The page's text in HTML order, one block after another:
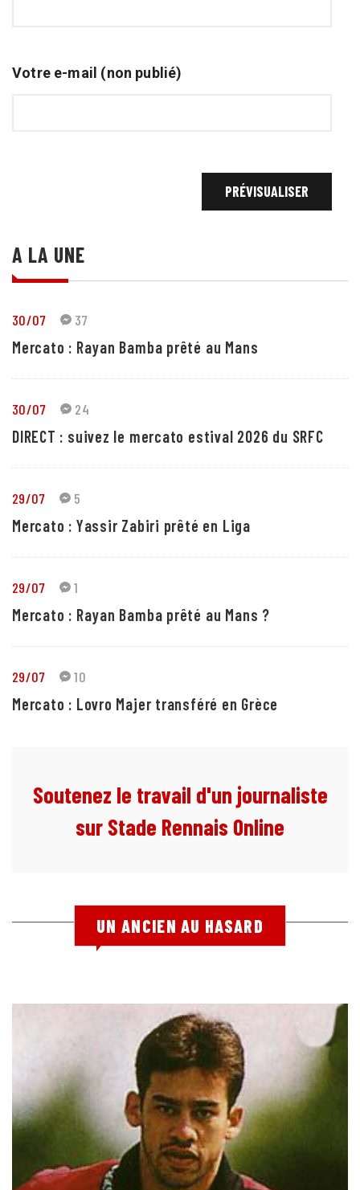
Votre e-mail (non publié)
A LA UNE
30/07 37
Mercato : Rayan Bamba prêté au Mans
30/07 24
DIRECT : suivez le mercato estival 2026 du SRFC
29/07 5
Mercato : Yassir Zabiri prêté en Liga
29/07 1
Mercato : Rayan Bamba prêté au Mans ?
29/07 10
Mercato : Lovro Majer transféré en Grèce
Soutenez le travail d'un journaliste
sur Stade Rennais Online
UN ANCIEN AU HASARD